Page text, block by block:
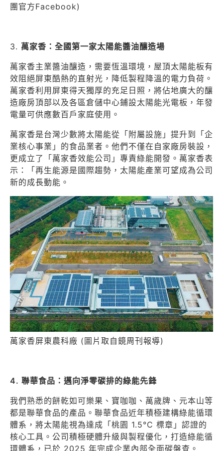
團官方Facebook)
3. 萬家香：全國第一家太陽能醬油釀造場
萬家香主業醬油釀造，需要恆溫環境，屋頂太陽能板有
效阻絕屏東酷熱的直射光，降低製程降溫的電力負荷。
萬家香利用屏東得天獨厚的充足日照，將佔地廣大的釀
造廠房頂部以及各區倉儲中心鋪設太陽能光電板，年發
電量可供應數百戶家庭使用。
萬家香是台灣少數將太陽能從「附屬設施」提升到「企
業核心事業」的食品業者。他們不僅在自家廠房裝設，
更成立了「萬家香效能公司」專責綠能開發。萬家香表
示：「再生能源是國際趨勢，太陽能產業可望成為公司
新的成長動能。
萬家香屏東農科廠 (圖片取自鏡周刊報導)
4. 聯華食品：邁向淨零碳排的綠能先鋒
我們熟悉的餅乾如可樂果、寶咖咖、萬歲牌、元本山等
都是聯華食品的產品。聯華食品近年積極建構綠能循環
體系，將太陽能視為達成「桃園 1.5°C 標章」認證的
核心工具。公司積極硬體升級與製程優化，打造綠能循
環體系，已於 2025 年完成企業內部全面碳盤查。